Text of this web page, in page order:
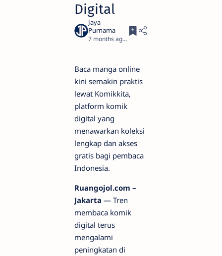
Digital
7 months ago
Baca manga online
kini semakin praktis
lewat Komikkita,
platform komik
digital yang
menawarkan koleksi
lengkap dan akses
gratis bagi pembaca
Indonesia.
Ruangojol.com –
Jakarta — Tren
membaca komik
digital terus
mengalami
peningkatan di